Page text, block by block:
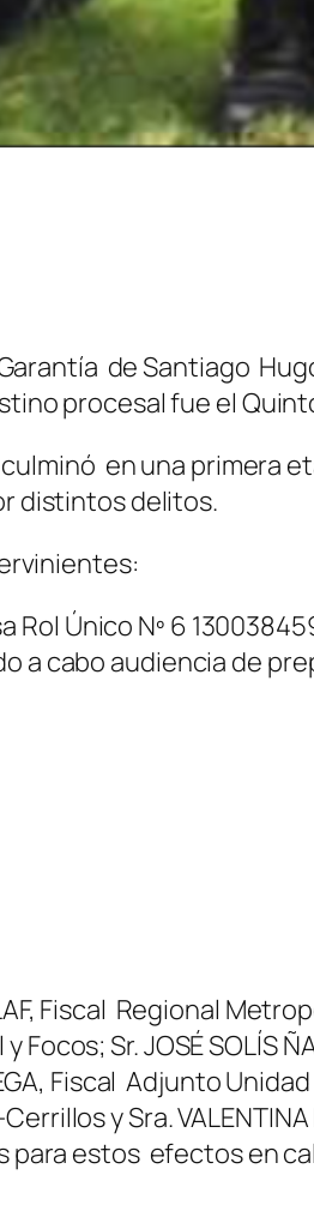
de Santiago
procesal fue el
en una primera
distintos delitos.
Único Nº 6
a cabo audiencia de
Fiscal Regional
Sr. JOSÉ SOLÍS
Fiscal Adjunto
y Sra.
estos efectos en